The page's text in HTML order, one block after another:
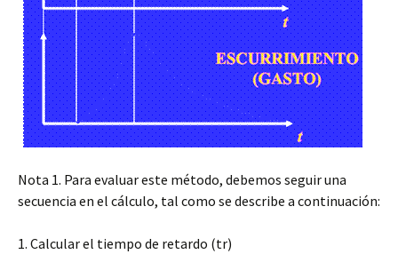
Nota 1. Para evaluar este método, debemos seguir una
secuencia en el cálculo, tal como se describe a continuación:
1. Calcular el tiempo de retardo (tr)